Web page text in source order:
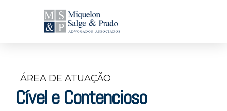
ÁREA DE ATUAÇÃO
Cível e Contencioso